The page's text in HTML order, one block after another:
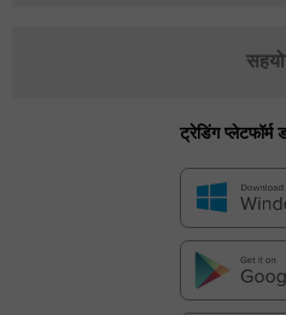
ट्रेडिंग प्लेटफॉर्म